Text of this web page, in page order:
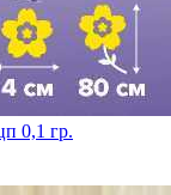
0,1 гр.